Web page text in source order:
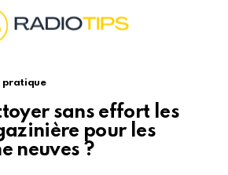
pratique
sans effort les
pour les
neuves ?